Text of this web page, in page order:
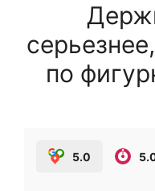
по
5.0